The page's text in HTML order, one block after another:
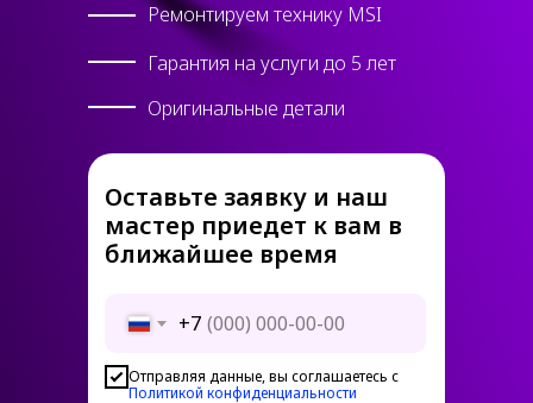
+7
Отправляя данные, вы соглашаетесь с
Политикой конфиденциальности
Оставьте заявку и наш
мастер приедет к вам в
ближайшее время
Ремонтируем технику MSI
Гарантия на услуги до 5 лет
Оригинальные детали